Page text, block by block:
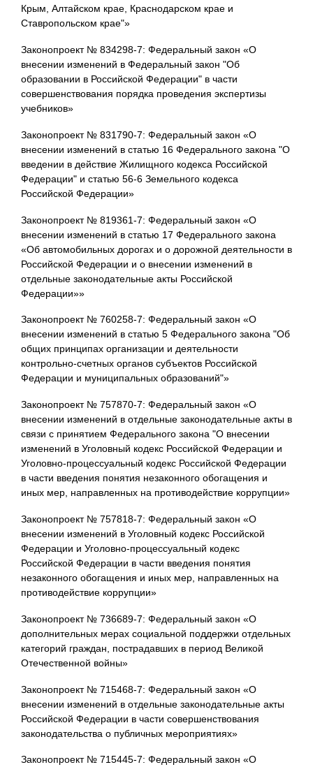
Крым, Алтайском крае, Краснодарском крае и
Ставропольском крае"»
Законопроект № 834298-7: Федеральный закон «О
внесении изменений в Федеральный закон "Об
образовании в Российской Федерации" в части
совершенствования порядка проведения экспертизы
учебников»
Законопроект № 831790-7: Федеральный закон «О
внесении изменений в статью 16 Федерального закона "О
введении в действие Жилищного кодекса Российской
Федерации" и статью 56-6 Земельного кодекса
Российской Федерации»
Законопроект № 819361-7: Федеральный закон «О
внесении изменений в статью 17 Федерального закона
«Об автомобильных дорогах и о дорожной деятельности в
Российской Федерации и о внесении изменений в
отдельные законодательные акты Российской
Федерации»»
Законопроект № 760258-7: Федеральный закон «О
внесении изменений в статью 5 Федерального закона "Об
общих принципах организации и деятельности
контрольно-счетных органов субъектов Российской
Федерации и муниципальных образований"»
Законопроект № 757870-7: Федеральный закон «О
внесении изменений в отдельные законодательные акты в
связи с принятием Федерального закона "О внесении
изменений в Уголовный кодекс Российской Федерации и
Уголовно-процессуальный кодекс Российской Федерации
в части введения понятия незаконного обогащения и
иных мер, направленных на противодействие коррупции»
Законопроект № 757818-7: Федеральный закон «О
внесении изменений в Уголовный кодекс Российской
Федерации и Уголовно-процессуальный кодекс
Российской Федерации в части введения понятия
незаконного обогащения и иных мер, направленных на
противодействие коррупции»
Законопроект № 736689-7: Федеральный закон «О
дополнительных мерах социальной поддержки отдельных
категорий граждан, пострадавших в период Великой
Отечественной войны»
Законопроект № 715468-7: Федеральный закон «О
внесении изменений в отдельные законодательные акты
Российской Федерации в части совершенствования
законодательства о публичных мероприятиях»
Законопроект № 715445-7: Федеральный закон «О